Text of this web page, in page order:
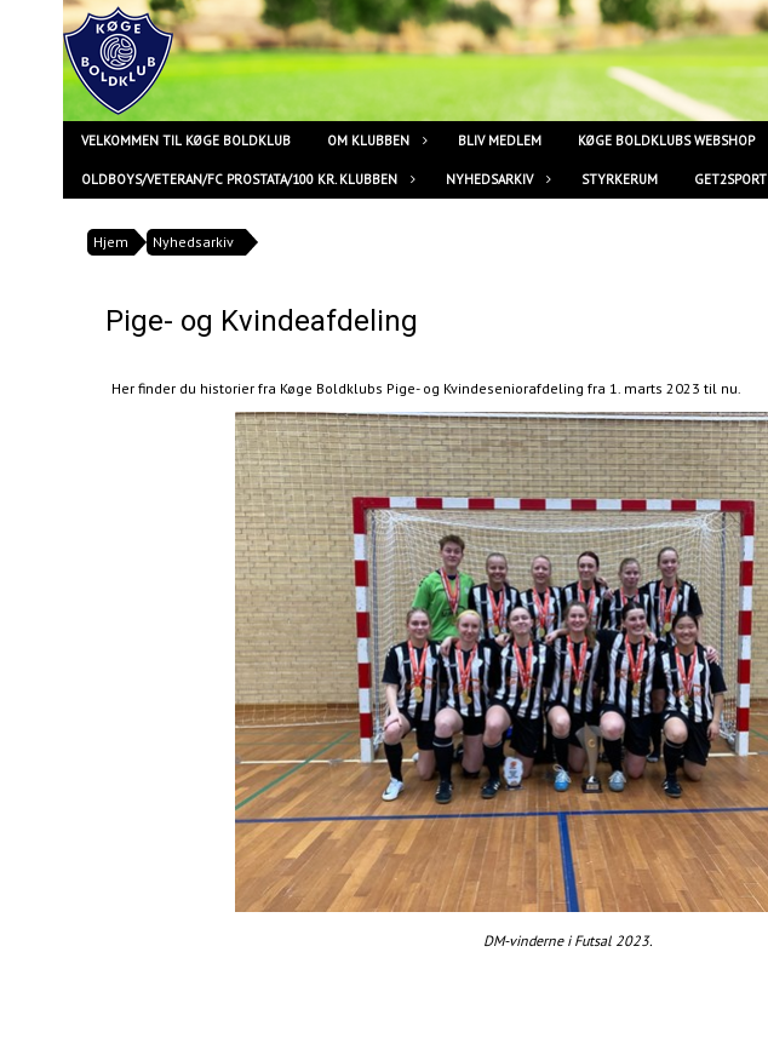
VELKOMMEN TIL KØGE BOLDKLUB OM KLUBBEN BLIV MEDLEM KØGE BOLDKLUBS WEBSHOP
OLDBOYS/VETERAN/FC PROSTATA/100 KR. KLUBBEN NYHEDSARKIV STYRKERUM GET2SPORT
Hjem Nyhedsarkiv
Pige- og Kvindeafdeling
Her finder du historier fra Køge Boldklubs Pige- og Kvindeseniorafdeling fra 1. marts 2023 til nu.
DM-vinderne i Futsal 2023.